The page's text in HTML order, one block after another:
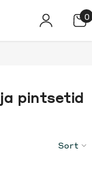
00
pintsetid
Sort